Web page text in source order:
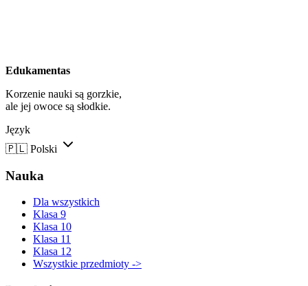
Edukamentas
Korzenie nauki są gorzkie,
ale jej owoce są słodkie.
Język
🇵🇱 Polski
Nauka
Dla wszystkich
Klasa 9
Klasa 10
Klasa 11
Klasa 12
Wszystkie przedmioty ->